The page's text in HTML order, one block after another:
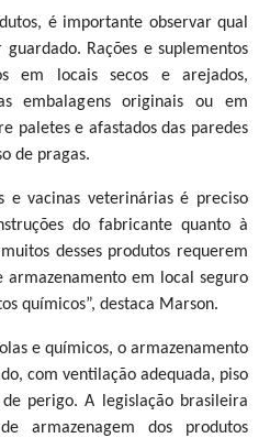
é importante observar qual
Rações e suplementos
em locais secos e arejados,
embalagens originais ou em
paletes e afastados das paredes
de pragas.
e vacinas veterinárias é preciso
do fabricante quanto à
desses produtos requerem
armazenamento em local seguro
químicos”, destaca Marson.
e químicos, o armazenamento
com ventilação adequada, piso
perigo. A legislação brasileira
armazenagem dos produtos